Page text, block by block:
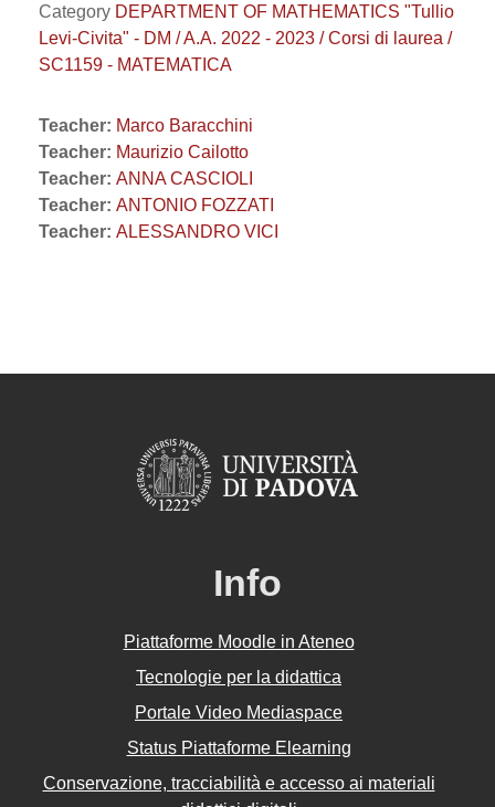
Category DEPARTMENT OF MATHEMATICS "Tullio
Levi-Civita" - DM / A.A. 2022 - 2023 / Corsi di laurea /
SC1159 - MATEMATICA
Teacher: Marco Baracchini
Teacher: Maurizio Cailotto
Teacher: ANNA CASCIOLI
Teacher: ANTONIO FOZZATI
Teacher: ALESSANDRO VICI
Info
Piattaforme Moodle in Ateneo
Tecnologie per la didattica
Portale Video Mediaspace
Status Piattaforme Elearning
Conservazione, tracciabilità e accesso ai materiali